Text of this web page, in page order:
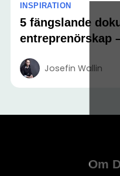
INSPIRATION
5 fängslande
entreprenörskap
Josefin Wallin
Om